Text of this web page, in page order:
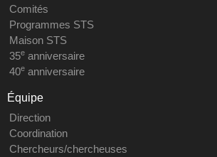
Comités
Programmes STS
Maison STS
35eanniversaire
40eanniversaire
Équipe
Direction
Coordination
Chercheurs/chercheuses